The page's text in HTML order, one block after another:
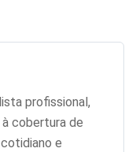
profissional,
cobertura de
e